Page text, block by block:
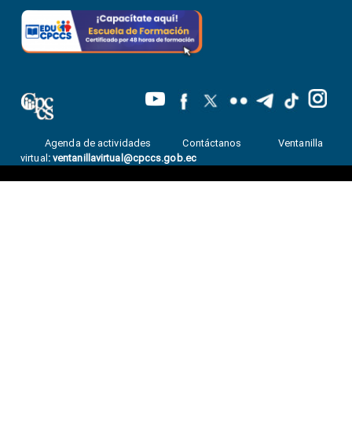
Agenda de actividades Contáctanos
Ventanilla
virtual : ventanillavirtual@cpccs.gob.ec